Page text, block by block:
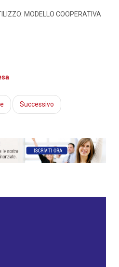
MODELLO COOPERATIVA
Successivo